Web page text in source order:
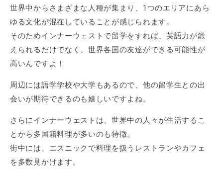
世界中からさまざまな人種が集まり、1つのエリアにあら
ゆる文化が混在していることが感じられます。
そのためインナーウェストで留学をすれば、英語力が鍛
えられるだけでなく、世界各国の友達ができる可能性が
高いんですよ！
周辺には語学学校や大学もあるので、他の留学生との出
会いが期待できるのも嬉しいですよね。
さらにインナーウェストは、世界中の人々が生活するこ
とから多国籍料理が多いのも特徴。
街中には、エスニックで料理を扱うレストランやカフェ
を多数見かけます。